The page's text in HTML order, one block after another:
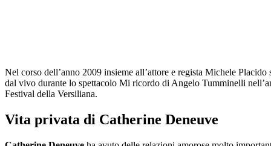
Nel corso dell’anno 2009 insieme all’attore e regista Michele Placido
dal vivo durante lo spettacolo Mi ricordo di Angelo Tumminelli
Festival della Versiliana.
Vita privata di Catherine Deneuve